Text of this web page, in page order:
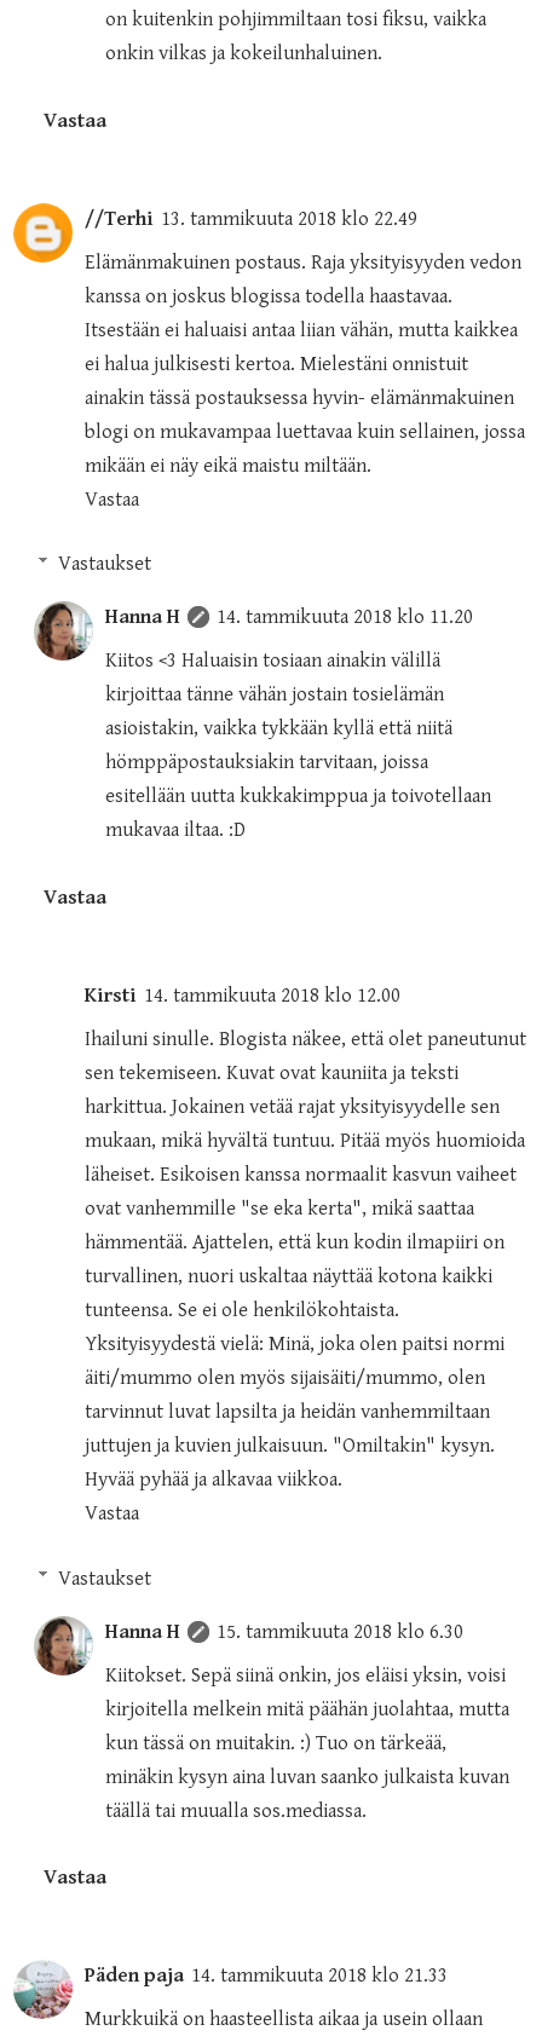
on kuitenkin pohjimmiltaan tosi fiksu, vaikka
onkin vilkas ja kokeilunhaluinen.
Vastaa
//Terhi 13. tammikuuta 2018 klo 22.49
Elämänmakuinen postaus. Raja yksityisyyden vedon
kanssa on joskus blogissa todella haastavaa.
Itsestään ei haluaisi antaa liian vähän, mutta kaikkea
ei halua julkisesti kertoa. Mielestäni onnistuit
ainakin tässä postauksessa hyvin- elämänmakuinen
blogi on mukavampaa luettavaa kuin sellainen, jossa
mikään ei näy eikä maistu miltään.
Vastaa
Vastaukset
Hanna H
14. tammikuuta 2018 klo 11.20
Kiitos <3 Haluaisin tosiaan ainakin välillä
kirjoittaa tänne vähän jostain tosielämän
asioistakin, vaikka tykkään kyllä että niitä
hömppäpostauksiakin tarvitaan, joissa
esitellään uutta kukkakimppua ja toivotellaan
mukavaa iltaa. :D
Vastaa
Kirsti 14. tammikuuta 2018 klo 12.00
Ihailuni sinulle. Blogista näkee, että olet paneutunut
sen tekemiseen. Kuvat ovat kauniita ja teksti
harkittua. Jokainen vetää rajat yksityisyydelle sen
mukaan, mikä hyvältä tuntuu. Pitää myös huomioida
läheiset. Esikoisen kanssa normaalit kasvun vaiheet
ovat vanhemmille "se eka kerta", mikä saattaa
hämmentää. Ajattelen, että kun kodin ilmapiiri on
turvallinen, nuori uskaltaa näyttää kotona kaikki
tunteensa. Se ei ole henkilökohtaista.
Yksityisyydestä vielä: Minä, joka olen paitsi normi
äiti/mummo olen myös sijaisäiti/mummo, olen
tarvinnut luvat lapsilta ja heidän vanhemmiltaan
juttujen ja kuvien julkaisuun. "Omiltakin" kysyn.
Hyvää pyhää ja alkavaa viikkoa.
Vastaa
Vastaukset
Hanna H
15. tammikuuta 2018 klo 6.30
Kiitokset. Sepä siinä onkin, jos eläisi yksin, voisi
kirjoitella melkein mitä päähän juolahtaa, mutta
kun tässä on muitakin. :) Tuo on tärkeää,
minäkin kysyn aina luvan saanko julkaista kuvan
täällä tai muualla sos.mediassa.
Vastaa
Päden paja 14. tammikuuta 2018 klo 21.33
Murkkuikä on haasteellista aikaa ja usein ollaan